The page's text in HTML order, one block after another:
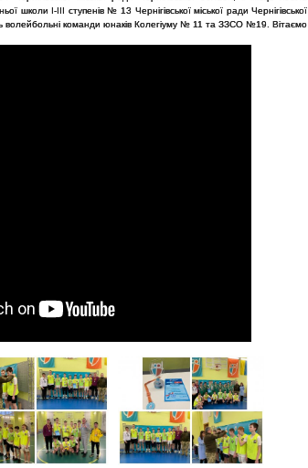
школи І-ІІІ ступенів № 13 Чернігівської міської ради Чернігівської
волейбольні команди юнаків Колегіуму № 11 та ЗЗСО №19. Вітаємо